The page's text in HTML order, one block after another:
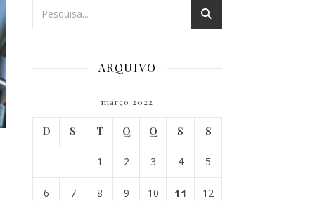
ARQUIVO
março 2022
D S T Q Q S S
1 2 3 4 5
6 7 8 9 10 11 12